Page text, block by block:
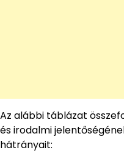
Az alábbi táblázat
és irodalmi
hátrányait: